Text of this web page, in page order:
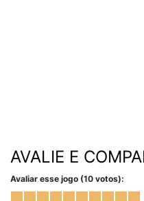
AVALIE E
Avaliar esse jogo (10 votos):